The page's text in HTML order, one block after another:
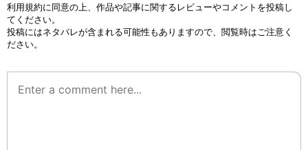
利用規約に同意の上、作品や記事に関するレビューやコメントを投稿し
てください。
投稿にはネタバレが含まれる可能性もありますので、閲覧時はご注意く
ださい。